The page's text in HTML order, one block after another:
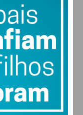
29
SEG
ALTERAR